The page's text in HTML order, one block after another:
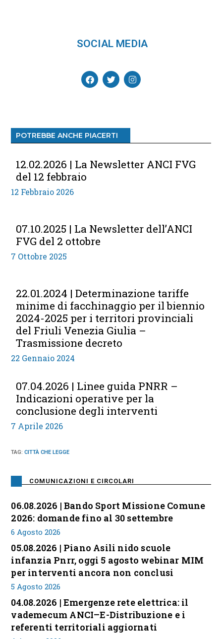
SOCIAL MEDIA
POTREBBE ANCHE PIACERTI
12.02.2026 | La Newsletter ANCI FVG
del 12 febbraio
12 Febbraio 2026
07.10.2025 | La Newsletter dell’ANCI
FVG del 2 ottobre
7 Ottobre 2025
22.01.2024 | Determinazione tariffe
minime di facchinaggio per il biennio
2024-2025 per i territori provinciali
del Friuli Venezia Giulia –
Trasmissione decreto
22 Gennaio 2024
07.04.2026 | Linee guida PNRR –
Indicazioni operative per la
conclusione degli interventi
7 Aprile 2026
TAG:CITTÀ CHE LEGGE
COMUNICAZIONI E CIRCOLARI
06.08.2026 | Bando Sport Missione Comune
2026: domande fino al 30 settembre
6 Agosto 2026
05.08.2026 | Piano Asili nido scuole
infanzia Pnrr, oggi 5 agosto webinar MIM
per interventi ancora non conclusi
5 Agosto 2026
04.08.2026 | Emergenze rete elettrica: il
vademecum ANCI–E-Distribuzione e i
referenti territoriali aggiornati